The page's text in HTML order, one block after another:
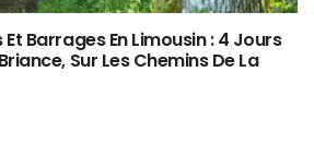
Et Barrages En Limousin : 4 Jours
Sur Les Chemins De La